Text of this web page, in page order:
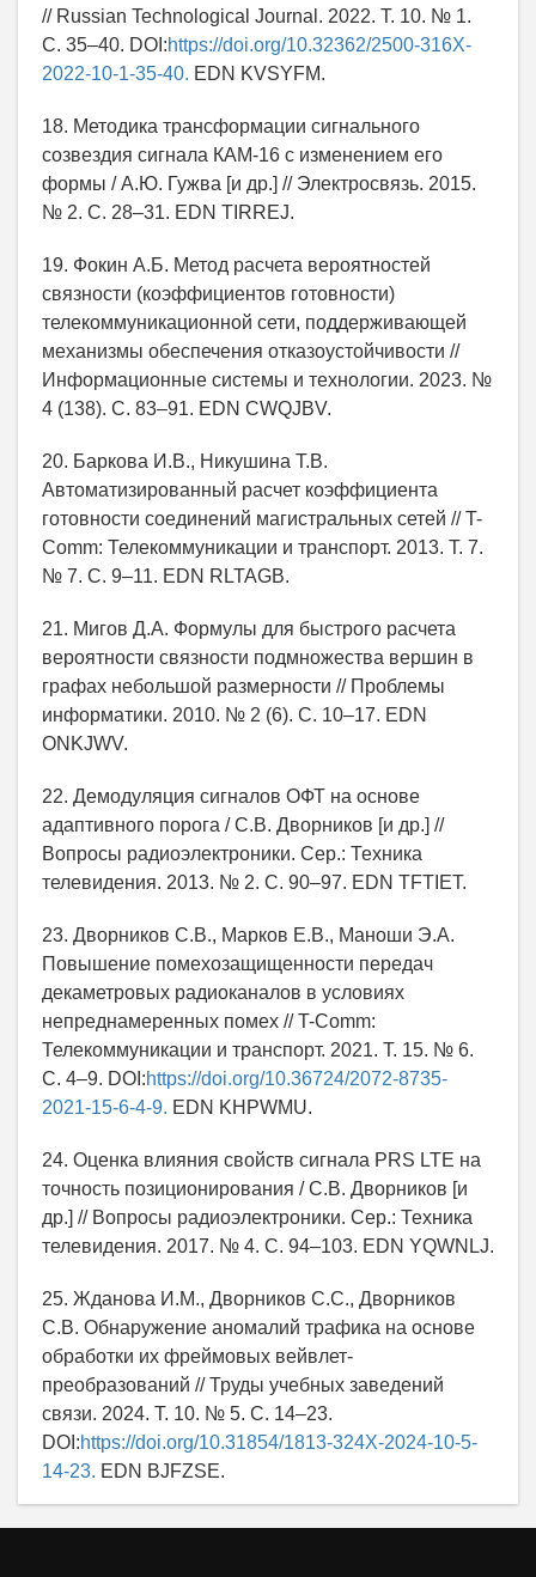
// Russian Technological Journal. 2022. Т. 10. № 1.
С. 35–40. DOI:https://doi.org/10.32362/2500-316X-
2022-10-1-35-40. EDN KVSYFM.
18. Методика трансформации cигнального
созвездия сигнала КАМ-16 с изменением его
формы / А.Ю. Гужва [и др.] // Электросвязь. 2015.
№ 2. С. 28–31. EDN TIRREJ.
19. Фокин А.Б. Метод расчета вероятностей
связности (коэффициентов готовности)
телекоммуникационной сети, поддерживающей
механизмы обеспечения отказоустойчивости //
Информационные системы и технологии. 2023. №
4 (138). С. 83–91. EDN CWQJBV.
20. Баркова И.В., Никушина Т.В.
Автоматизированный расчет коэффициента
готовности соединений магистральных сетей // T-
Comm: Телекоммуникации и транспорт. 2013. Т. 7.
№ 7. С. 9–11. EDN RLTAGB.
21. Мигов Д.А. Формулы для быстрого расчета
вероятности связности подмножества вершин в
графах небольшой размерности // Проблемы
информатики. 2010. № 2 (6). С. 10–17. EDN
ONKJWV.
22. Демодуляция сигналов ОФТ на основе
адаптивного порога / С.В. Дворников [и др.] //
Вопросы радиоэлектроники. Сер.: Техника
телевидения. 2013. № 2. С. 90–97. EDN TFTIET.
23. Дворников С.В., Марков Е.В., Маноши Э.А.
Повышение помехозащищенности передач
декаметровых радиоканалов в условиях
непреднамеренных помех // T-Comm:
Телекоммуникации и транспорт. 2021. Т. 15. № 6.
С. 4–9. DOI:https://doi.org/10.36724/2072-8735-
2021-15-6-4-9. EDN KHPWMU.
24. Оценка влияния свойств сигнала PRS LTE на
точность позиционирования / С.В. Дворников [и
др.] // Вопросы радиоэлектроники. Сер.: Техника
телевидения. 2017. № 4. С. 94–103. EDN YQWNLJ.
25. Жданова И.М., Дворников С.С., Дворников
С.В. Обнаружение аномалий трафика на основе
обработки их фреймовых вейвлет-
преобразований // Труды учебных заведений
связи. 2024. Т. 10. № 5. С. 14–23.
DOI:https://doi.org/10.31854/1813-324X-2024-10-5-
14-23. EDN BJFZSE.